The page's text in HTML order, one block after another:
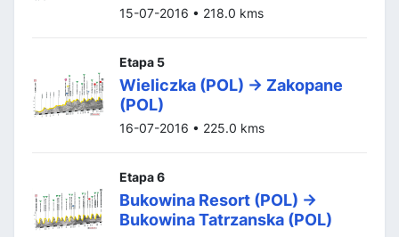
15-07-2016 • 218.0 kms
Etapa 5
Wieliczka (POL) -> Zakopane
(POL)
16-07-2016 • 225.0 kms
Etapa 6
Bukowina Resort (POL) ->
Bukowina Tatrzanska (POL)